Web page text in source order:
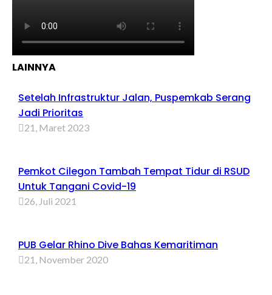
LAINNYA
Setelah Infrastruktur Jalan, Puspemkab Serang
Jadi Prioritas
21, Maret 2023
Pemkot Cilegon Tambah Tempat Tidur di RSUD
Untuk Tangani Covid-19
26, Juli 2021
PUB Gelar Rhino Dive Bahas Kemaritiman
21, November 2020